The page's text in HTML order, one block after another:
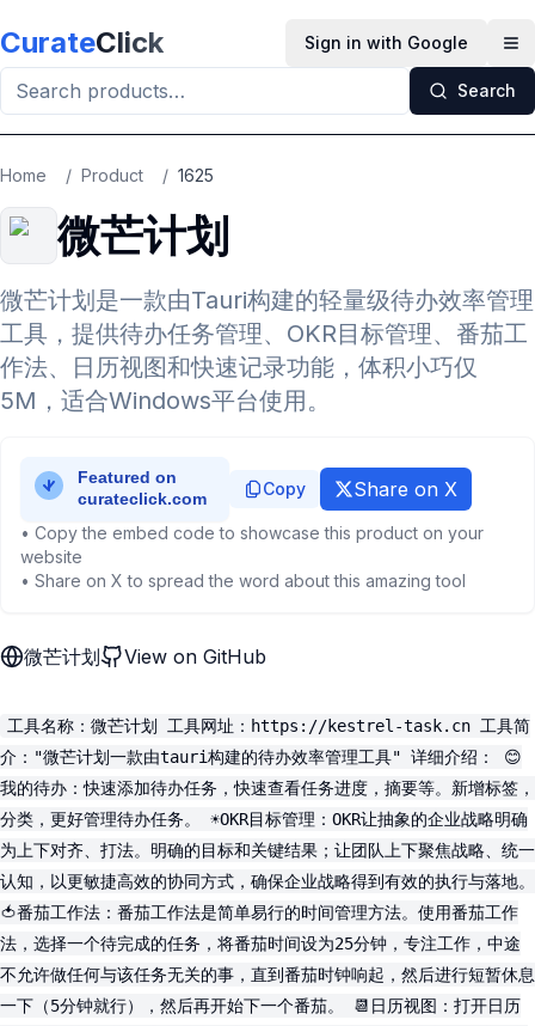
CurateClick Sign in with Google
Search
Home / Product / 1625
微芒计划
微芒计划是一款由Tauri构建的轻量级待办效率管理
工具，提供待办任务管理、OKR目标管理、番茄工
作法、日历视图和快速记录功能，体积小巧仅
5M，适合Windows平台使用。
Copy Share on X
• Copy the embed code to showcase this product on your
website
• Share on X to spread the word about this amazing tool
微芒计划 View on GitHub
工具名称：微芒计划 工具网址：https://kestrel-task.cn 工具简
介："微芒计划一款由tauri构建的待办效率管理工具" 详细介绍： 😊
我的待办：快速添加待办任务，快速查看任务进度，摘要等。新增标签，
分类，更好管理待办任务。 ☀️OKR目标管理：OKR让抽象的企业战略明确
为上下对齐、打法。明确的目标和关键结果；让团队上下聚焦战略、统一
认知，以更敏捷高效的协同方式，确保企业战略得到有效的执行与落地。
🍅番茄工作法：番茄工作法是简单易行的时间管理方法。使用番茄工作
法，选择一个待完成的任务，将番茄时间设为25分钟，专注工作，中途
不允许做任何与该任务无关的事，直到番茄时钟响起，然后进行短暂休息
一下（5分钟就行），然后再开始下一个番茄。 📆日历视图：打开日历